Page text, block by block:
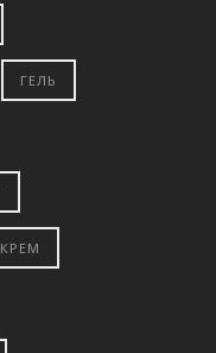
ГЕЛЬ
КРЕМ